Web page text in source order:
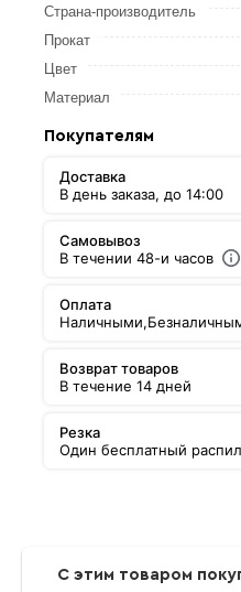
Страна-производитель
Прокат
Цвет
Материал
Покупателям
Доставка
В день заказа, до 14:00
Самовывоз
В течении 48-и часов
Оплата
Наличными,
Возврат товаров
В течение 14 дней
Резка
Один бесплатный распил
С этим товаром